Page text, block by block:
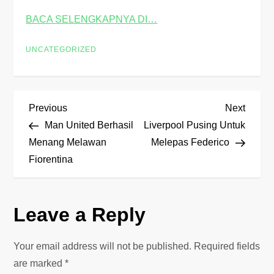
BACA SELENGKAPNYA DI…
UNCATEGORIZED
P
o
s
n
a
Previous
Post
Previous
Man United Berhasil
Menang Melawan
Fiorentina
Next
Post
Next
Liverpool Pusing Untuk
Melepas Federico
Leave a Reply
Your email address will not be published. Required fields
are marked*